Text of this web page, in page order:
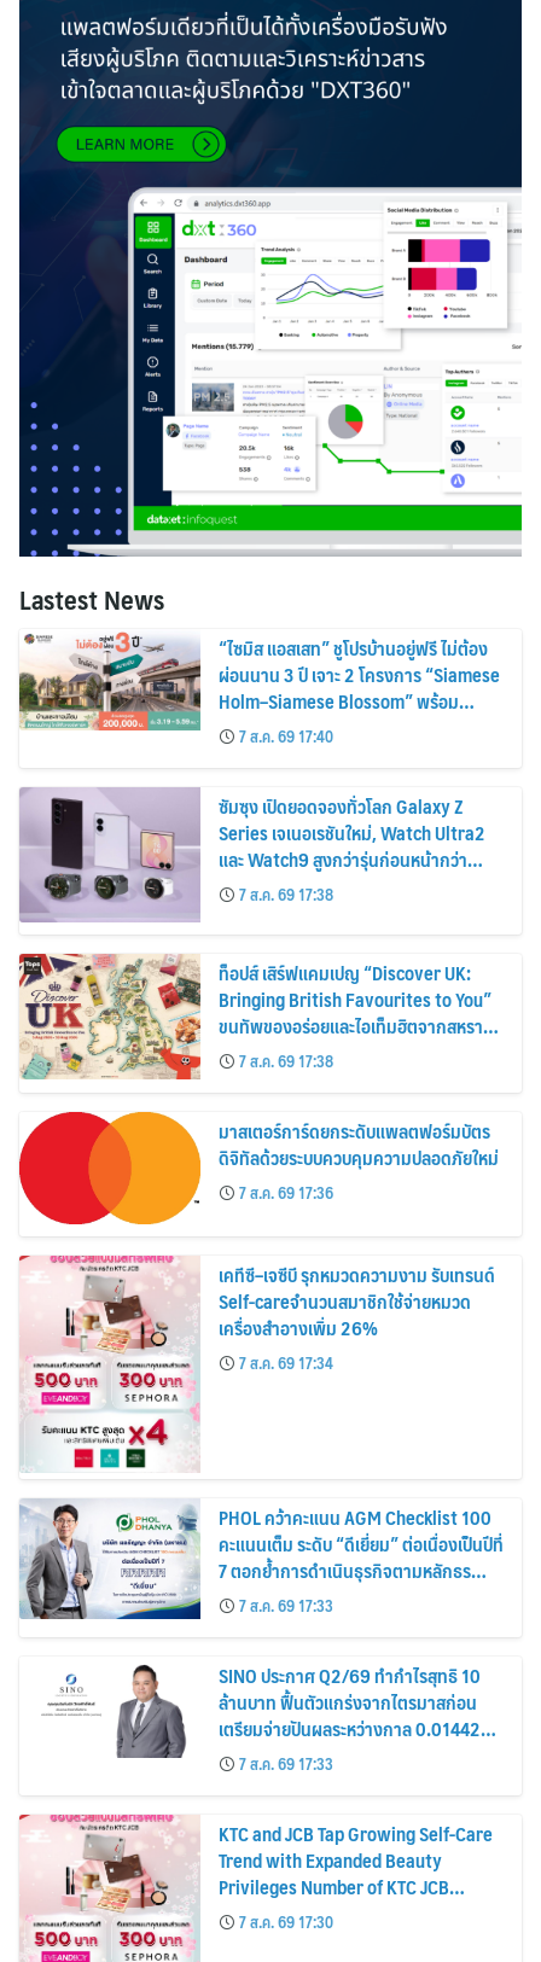
Lastest News
“ไซมิส แอสเสท” ชูโปรบ้านอยู่ฟรี ไม่ต้อง
ผ่อนนาน 3 ปี เจาะ 2 โครงการ “Siamese
Holm–Siamese Blossom” พร้อม
ส่วนลดและสิทธิพิเศษถึง 31 สิงหาคม
2569
7 ส.ค. 69 17:40
ซัมซุง เปิดยอดจองทั่วโลก Galaxy Z
Series เจเนอเรชันใหม่, Watch Ultra2
และ Watch9 สูงกว่ารุ่นก่อนหน้ากว่า
30%7 ส.ค. 69 17:38
ท็อปส์ เสิร์ฟแคมเปญ “Discover UK:
Bringing British Favourites to You”
ขนทัพของอร่อยและไอเท็มฮิตจากสหราช
อาณาจักร ส่งตรงถึงมือตั้งแต่วันนี้ – 18
สิงหาคมนี้
7 ส.ค. 69 17:38
มาสเตอร์การ์ดยกระดับแพลตฟอร์มบัตร
ดิจิทัลด้วยระบบควบคุมความปลอดภัยใหม่
7 ส.ค. 69 17:36
เคทีซี–เจซีบี รุกหมวดความงาม รับเทรนด์
Self-careจำนวนสมาชิกใช้จ่ายหมวด
เครื่องสำอางเพิ่ม 26%
7 ส.ค. 69 17:34
PHOL คว้าคะแนน AGM Checklist 100
คะแนนเต็ม ระดับ “ดีเยี่ยม” ต่อเนื่องเป็นปีที่
7 ตอกย้ำการดำเนินธุรกิจตามหลักธร
รมาภิบาล โปร่งใส สร้างความเชื่อมั่นผู้ถือ
หุ้น
7 ส.ค. 69 17:33
SINO ประกาศ Q2/69 ทำกำไรสุทธิ 10
ล้านบาท ฟื้นตัวแกร่งจากไตรมาสก่อน
เตรียมจ่ายปันผลระหว่างกาล 0.014423
บาทต่อหุ้น ครึ่งปีหลังมุ่งเติบโตต่อเนื่อง
7 ส.ค. 69 17:33
KTC and JCB Tap Growing Self-Care
Trend with Expanded Beauty
Privileges Number of KTC JCB
Cardmembers Spending on
Cosmetics Rises 26%
7 ส.ค. 69 17:30